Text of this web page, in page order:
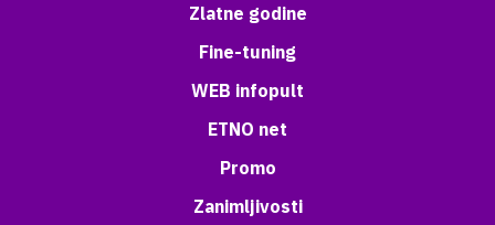
Zlatne godine
Fine-tuning
WEB infopult
ETNO net
Promo
Zanimljivosti